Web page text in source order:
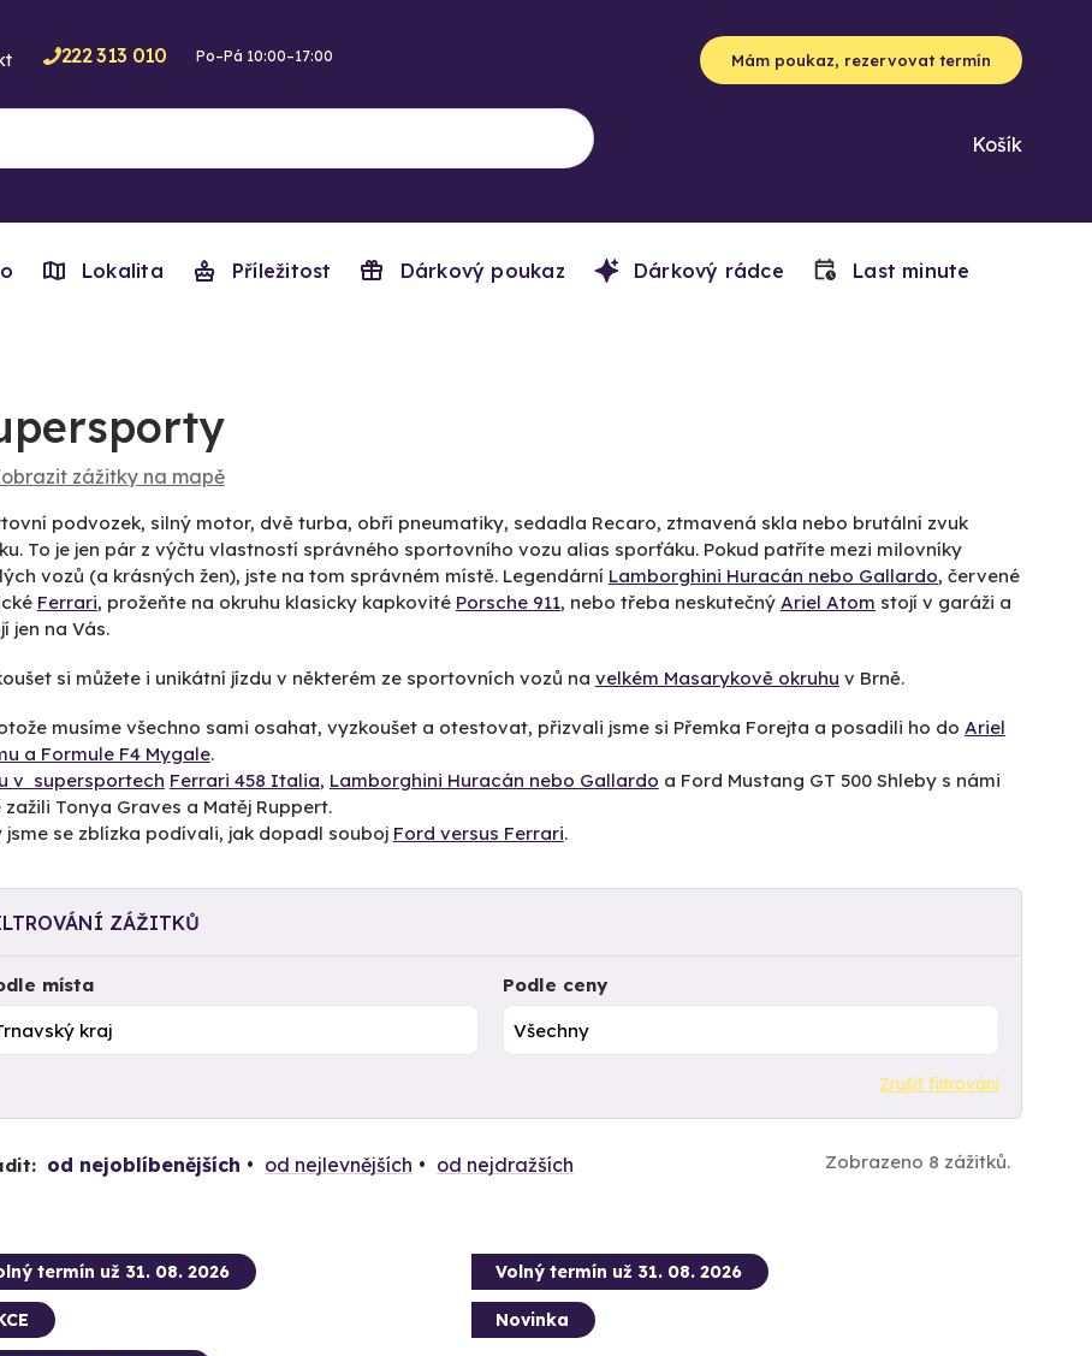
222 313 010 Po–Pá 10:00–17:00 Mám poukaz, rezervovat termín
Košík
Lokalita Příležitost Dárkový poukaz Dárkový rádce Last minute
zážitky na mapě
podvozek, silný motor, dvě turba, obří pneumatiky, sedadla Recaro, ztmavená skla nebo brutální zvuk
To je jen pár z výčtu vlastností správného sportovního vozu alias sporťáku. Pokud patříte mezi milovníky
vozů (a krásných žen), jste na tom správném místě. Legendární Lamborghini Huracán nebo Gallardo, červené
Ferrari, prožeňte na okruhu klasicky kapkovité Porsche 911, nebo třeba neskutečný Ariel Atom stojí v garáži a
jen na Vás.
si můžete i unikátní jízdu v některém ze sportovních vozů na velkém Masarykově okruhu v Brně.
musíme všechno sami osahat, vyzkoušet a otestovat, přizvali jsme si Přemka Forejta a posadili ho do Ariel
a Formule F4 Mygale.
v supersportech Ferrari 458 Italia, Lamborghini Huracán nebo Gallardo a Ford Mustang GT 500 Shleby s námi
zažili Tonya Graves a Matěj Ruppert.
jsme se zblízka podívali, jak dopadl souboj Ford versus Ferrari.
ZÁŽITKŮ
místa Podle ceny
Zrušit filtrování
od nejoblíbenějších od nejlevnějších od nejdražších Zobrazeno 8 zážitků.
termín už 31. 08. 2026 Volný termín už 31. 08. 2026
Novinka